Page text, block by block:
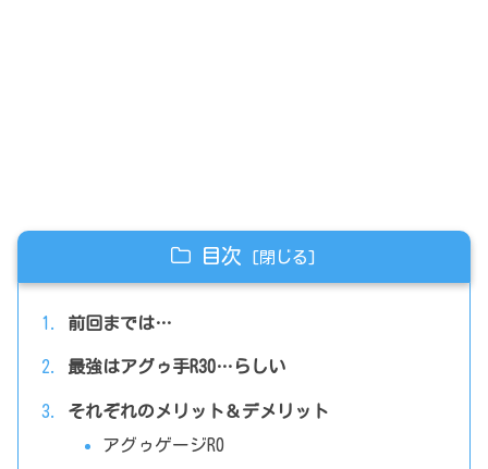
目次
前回までは…
最強はアグゥ手R30…らしい
それぞれのメリット＆デメリット
アグゥゲージR0